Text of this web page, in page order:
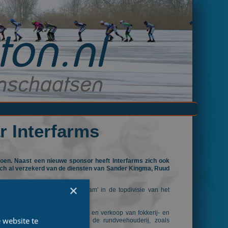
Interfarms
Naast een nieuwe sponsor heeft Interfarms zich ook
al verzekerd van de diensten van Sander Kingma, Ruud
als ‘het enige ‘agroteam' in de topdivisie van het
op de ontwikkeling, productie en verkoop van fokkerij- en
dienstverlening binnen de rundveehouderij, zoals
×
website te